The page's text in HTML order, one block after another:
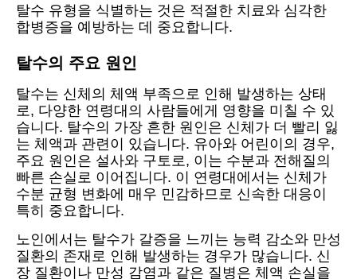
탈수 유형을 식별하는 것은 적절한 치료와 심각한
합병증을 예방하는 데 중요합니다.
탈수의 주요 원인
탈수는 신체의 체액 부족으로 인해 발생하는 상태
로, 다양한 연령대의 사람들에게 영향을 미칠 수 있
습니다. 탈수의 가장 흔한 원인은 신체가 더 빨리 잃
는 체액과 관련이 있습니다. 유아와 어린이의 경우,
주요 원인은 설사와 구토로, 이는 수분과 전해질의
빠른 손실로 이어집니다. 이 연령대에서는 신체가
수분 균형 변화에 매우 민감하므로 신속한 대응이
특히 중요합니다.
노인에서는 탈수가 갈증을 느끼는 능력 감소와 만성
질환의 존재로 인해 발생하는 경우가 많습니다. 신
장 질환이나 만성 감염과 같은 질병은 체액 손실을